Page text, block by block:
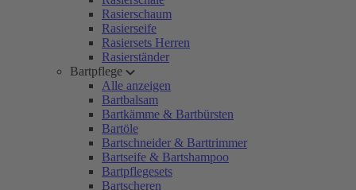
Rasierschaum
Rasierseife
Rasiersets Herren
Rasierständer
Bartpflege
Alle anzeigen
Bartbalsam
Bartkämme & Bartbürsten
Bartöle
Bartschneider & Barttrimmer
Bartseife & Bartshampoo
Bartpflegesets
Bartscheren